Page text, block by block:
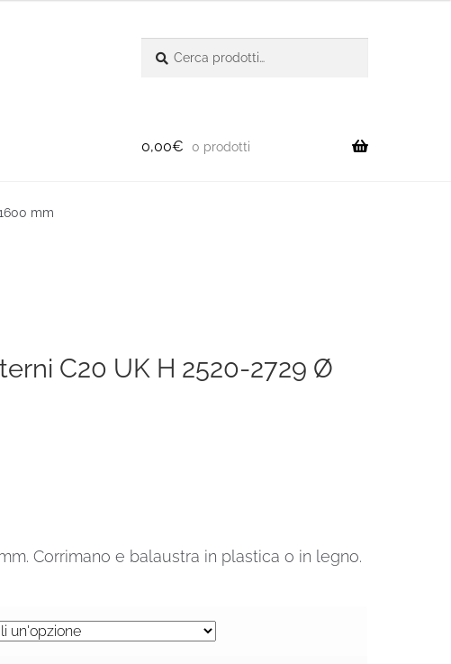
0,00€ 0 prodotti
mm
C20 UK H 2520-2729 Ø
Corrimano e balaustra in plastica o in legno.